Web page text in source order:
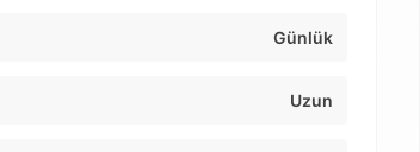
Günlük
Uzun